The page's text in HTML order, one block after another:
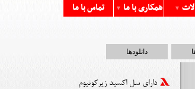
▼ همکاری با ما ▼ تماس با ما
دانلودها
دارای سل اکسید زیرکونیوم